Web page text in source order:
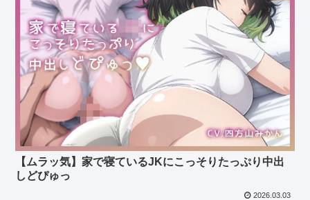
【ムラッ気】家で寝ているJKにこっそりたっぷり中出
しどぴゅっ
2026.03.03